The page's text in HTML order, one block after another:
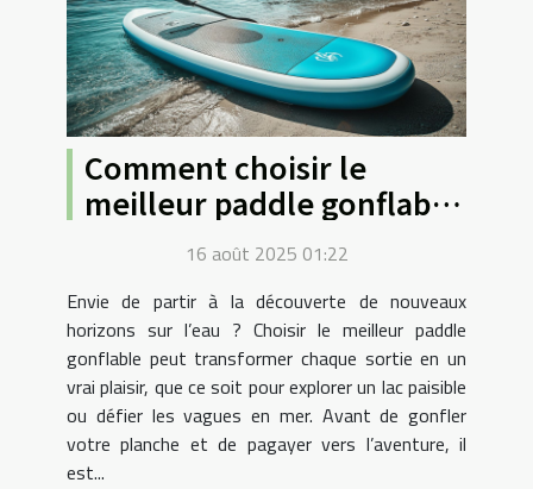
Comment choisir le
meilleur paddle gonflable
pour vos aventures
aquatiques ?16 août 2025 01:22
Envie de partir à la découverte de nouveaux
horizons sur l’eau ? Choisir le meilleur paddle
gonflable peut transformer chaque sortie en un
vrai plaisir, que ce soit pour explorer un lac paisible
ou défier les vagues en mer. Avant de gonfler
votre planche et de pagayer vers l’aventure, il
est...